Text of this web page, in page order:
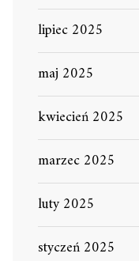
lipiec 2025
maj 2025
kwiecień 2025
marzec 2025
luty 2025
styczeń 2025